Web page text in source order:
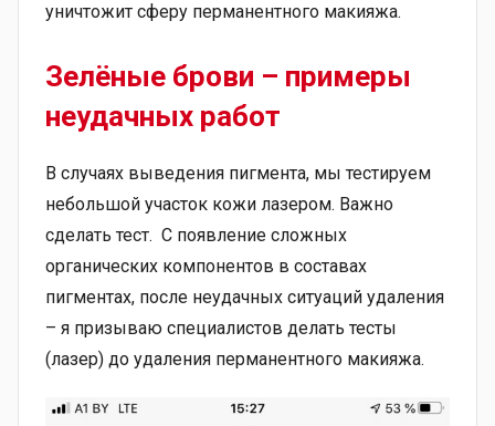
уничтожит сферу перманентного макияжа.
Зелёные брови – примеры
неудачных работ
В случаях выведения пигмента, мы тестируем
небольшой участок кожи лазером. Важно
сделать тест. С появление сложных
органических компонентов в составах
пигментах, после неудачных ситуаций удаления
– я призываю специалистов делать тесты
(лазер) до удаления перманентного макияжа.